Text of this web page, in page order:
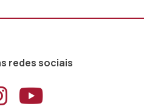
redes sociais
ao
Aceder ao
Aceder